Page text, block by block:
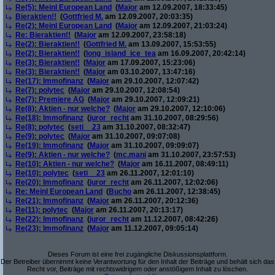
Re(5): Meinl European Land (Major am 12.09.2007, 18:33:45)
Bieraktien!! (Gottfried M. am 12.09.2007, 20:03:35)
Re(2): Meinl European Land (Major am 12.09.2007, 21:03:24)
Re: Bieraktien!! (Major am 12.09.2007, 23:58:18)
Re(2): Bieraktien!! (Gottfried M. am 13.09.2007, 15:53:55)
Re(2): Bieraktien!! ( long_island_ice_tea am 16.09.2007, 20:42:14)
Re(3): Bieraktien!! (Major am 17.09.2007, 15:23:06)
Re(3): Bieraktien!! (Major am 03.10.2007, 13:47:16)
Re(17): Immofinanz (Major am 29.10.2007, 12:07:42)
Re(7): polytec (Major am 29.10.2007, 12:08:54)
Re(7): Premiere AG (Major am 29.10.2007, 12:09:21)
Re(8): Aktien - nur welche? (Major am 29.10.2007, 12:10:06)
Re(18): Immofinanz (juror_recht am 31.10.2007, 08:29:56)
Re(8): polytec (seti__23 am 31.10.2007, 08:32:47)
Re(9): polytec (Major am 31.10.2007, 09:07:08)
Re(19): Immofinanz (Major am 31.10.2007, 09:09:07)
Re(9): Aktien - nur welche? (mc.mani am 31.10.2007, 23:57:53)
Re(10): Aktien - nur welche? (Major am 16.11.2007, 08:49:11)
Re(10): polytec (seti__23 am 26.11.2007, 12:01:10)
Re(20): Immofinanz (juror_recht am 26.11.2007, 12:02:06)
Re: Meinl European Land (Bucho am 26.11.2007, 12:38:45)
Re(21): Immofinanz (Major am 26.11.2007, 20:12:36)
Re(11): polytec (Major am 26.11.2007, 20:13:17)
Re(22): Immofinanz (juror_recht am 11.12.2007, 08:42:26)
Re(23): Immofinanz (Major am 11.12.2007, 09:05:14)
Dieses Forum ist eine frei zugängliche Diskussionsplattform.
Der Betreiber übernimmt keine Verantwortung für den Inhalt der Beiträge und behält sich das
Recht vor, Beiträge mit rechtswidrigem oder anstößigem Inhalt zu löschen.